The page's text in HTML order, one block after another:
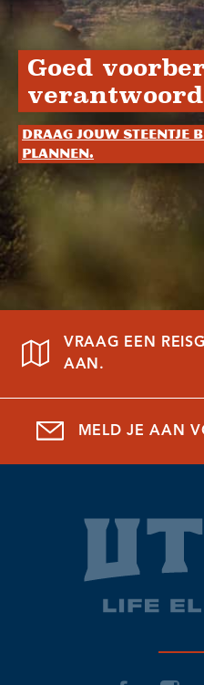
Goed
Draag jouw steentje
plannen.
VRAAG EEN
AAN.
MELD JE AAN